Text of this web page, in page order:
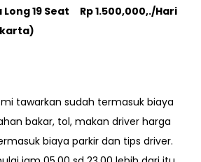
Long 19 Seat Rp 1.500,000,./Hari
tawarkan sudah termasuk biaya
bakar, tol, makan driver harga
biaya parkir dan tips driver.